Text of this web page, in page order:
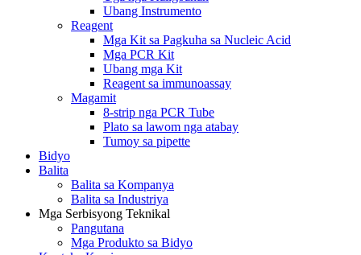
Ubang Instrumento
Reagent
Mga Kit sa Pagkuha sa Nucleic Acid
Mga PCR Kit
Ubang mga Kit
Reagent sa immunoassay
Magamit
8-strip nga PCR Tube
Plato sa lawom nga atabay
Tumoy sa pipette
Bidyo
Balita
Balita sa Kompanya
Balita sa Industriya
Mga Serbisyong Teknikal
Pangutana
Mga Produkto sa Bidyo